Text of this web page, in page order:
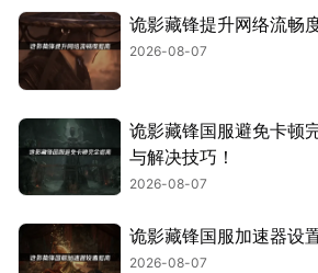
诡影藏锋提升网络流畅
2026-08-07
诡影藏锋国服避免卡顿
与解决技巧！
2026-08-07
诡影藏锋国服加速器设
2026-08-07